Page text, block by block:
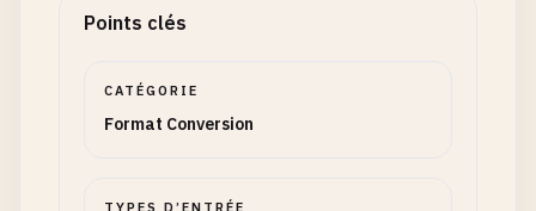
Points clés
CATÉGORIE
Format Conversion
TYPES D’ENTRÉE